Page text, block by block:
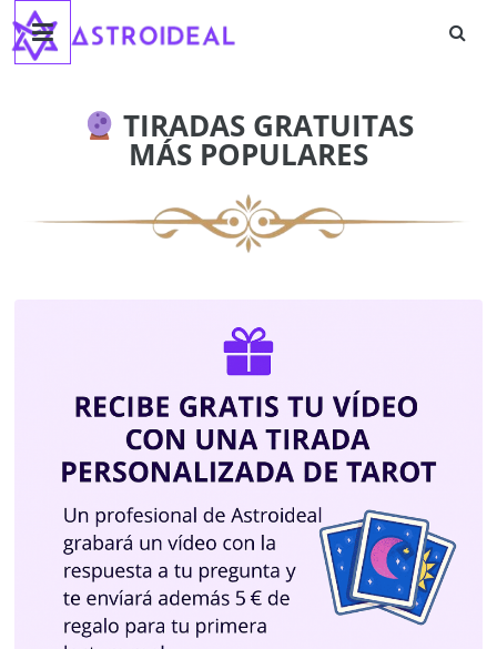
Saltar
contenido
Astroideal
TIRADAS GRATUITAS
MÁS POPULARES